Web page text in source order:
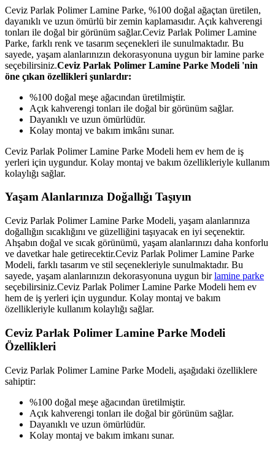
Ceviz Parlak Polimer Lamine Parke, %100 doğal ağaçtan üretilen,
dayanıklı ve uzun ömürlü bir zemin kaplamasıdır. Açık kahverengi
tonları ile doğal bir görünüm sağlar.Ceviz Parlak Polimer Lamine
Parke, farklı renk ve tasarım seçenekleri ile sunulmaktadır. Bu
sayede, yaşam alanlarınızın dekorasyonuna uygun bir lamine parke
seçebilirsiniz.Ceviz Parlak Polimer Lamine Parke Modeli 'nin
öne çıkan özellikleri şunlardır:
%100 doğal meşe ağacından üretilmiştir.
Açık kahverengi tonları ile doğal bir görünüm sağlar.
Dayanıklı ve uzun ömürlüdür.
Kolay montaj ve bakım imkânı sunar.
Ceviz Parlak Polimer Lamine Parke Modeli hem ev hem de iş
yerleri için uygundur. Kolay montaj ve bakım özellikleriyle kullanım
kolaylığı sağlar.
Yaşam Alanlarınıza Doğallığı Taşıyın
Ceviz Parlak Polimer Lamine Parke Modeli, yaşam alanlarınıza
doğallığın sıcaklığını ve güzelliğini taşıyacak en iyi seçenektir.
Ahşabın doğal ve sıcak görünümü, yaşam alanlarınızı daha konforlu
ve davetkar hale getirecektir.Ceviz Parlak Polimer Lamine Parke
Modeli, farklı tasarım ve stil seçenekleriyle sunulmaktadır. Bu
sayede, yaşam alanlarınızın dekorasyonuna uygun birlamine parke
seçebilirsiniz.Ceviz Parlak Polimer Lamine Parke Modeli hem ev
hem de iş yerleri için uygundur. Kolay montaj ve bakım
özellikleriyle kullanım kolaylığı sağlar.
Ceviz Parlak Polimer Lamine Parke Modeli
Özellikleri
Ceviz Parlak Polimer Lamine Parke Modeli, aşağıdaki özelliklere
sahiptir:
%100 doğal meşe ağacından üretilmiştir.
Açık kahverengi tonları ile doğal bir görünüm sağlar.
Dayanıklı ve uzun ömürlüdür.
Kolay montaj ve bakım imkanı sunar.